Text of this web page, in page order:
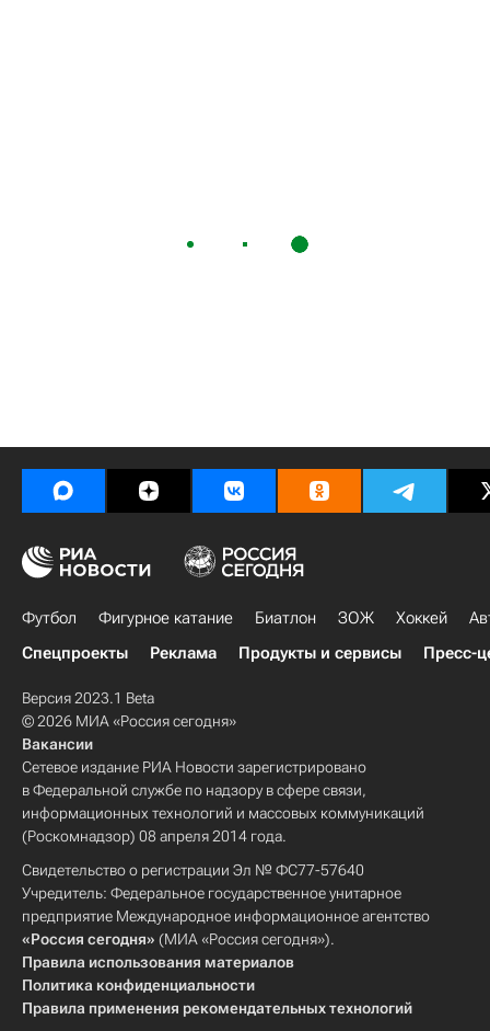
Футбол Фигурное катание Биатлон ЗОЖ Хоккей
Спецпроекты
Реклама Продукты и сервисы Пресс-
Версия 2023.1 Beta
© 2026 МИА «Россия сегодня»
Вакансии
Сетевое издание РИА Новости зарегистрировано
в Федеральной службе по надзору в сфере связи,
информационных технологий и массовых коммуникаций
(Роскомнадзор) 08 апреля 2014 года.
Свидетельство о регистрации Эл № ФС77-57640
Учредитель: Федеральное государственное унитарное
предприятие Международное информационное агентство
«Россия сегодня» (МИА «Россия сегодня»).
Правила использования материалов
Политика конфиденциальности
Правила применения рекомендательных технологий